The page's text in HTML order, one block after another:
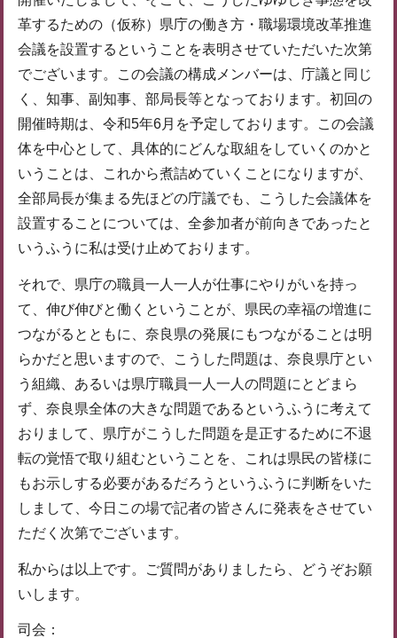
革するための（仮称）県庁の働き方・職場環境改革推進
会議を設置するということを表明させていただいた次第
でございます。この会議の構成メンバーは、庁議と同じ
く、知事、副知事、部局長等となっております。初回の
開催時期は、令和5年6月を予定しております。この会議
体を中心として、具体的にどんな取組をしていくのかと
いうことは、これから煮詰めていくことになりますが、
全部局長が集まる先ほどの庁議でも、こうした会議体を
設置することについては、全参加者が前向きであったと
いうふうに私は受け止めております。
それで、県庁の職員一人一人が仕事にやりがいを持っ
て、伸び伸びと働くということが、県民の幸福の増進に
つながるとともに、奈良県の発展にもつながることは明
らかだと思いますので、こうした問題は、奈良県庁とい
う組織、あるいは県庁職員一人一人の問題にとどまら
ず、奈良県全体の大きな問題であるというふうに考えて
おりまして、県庁がこうした問題を是正するために不退
転の覚悟で取り組むということを、これは県民の皆様に
もお示しする必要があるだろうというふうに判断をいた
しまして、今日この場で記者の皆さんに発表をさせてい
ただく次第でございます。
私からは以上です。ご質問がありましたら、どうぞお願
いします。
司会：